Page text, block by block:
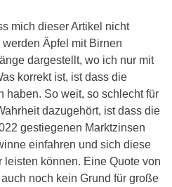
mich dieser Artikel nicht
Äpfel mit Birnen
dargestellt, wo ich nur mit
korrekt ist, ist dass die
haben. So weit, so schlecht für
dazugehört, ist dass die
gestiegenen Marktzinsen
einfahren und sich diese
können. Eine Quote von
noch kein Grund für große